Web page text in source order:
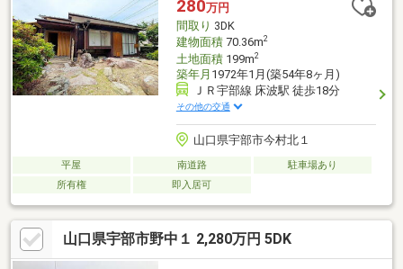
280万円
間取り 3DK
建物面積70.36m2
土地面積199m2
築年月 1972年1月(築54年8ヶ月)
ＪＲ宇部線 床波駅 徒歩18分
その他の交通
山口県宇部市今村北１
平屋 南道路
駐車場あり
所有権
即入居可
山口県宇部市野中１ 2,280万円 5DK